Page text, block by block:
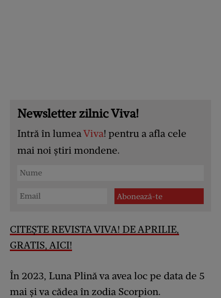
Newsletter zilnic Viva!
Intră în lumeaViva! pentru a afla cele
mai noi știri mondene.
CITEȘTE REVISTA VIVA! DE APRILIE,
GRATIS, AICI!
În 2023, Luna Plină va avea loc pe data de 5
mai și va cădea în zodia Scorpion.